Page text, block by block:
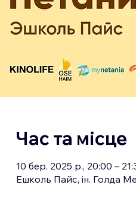
Час та місце
10 бер. 2025 р., 20:00 –
Ешколь Пайс, ін. Голда